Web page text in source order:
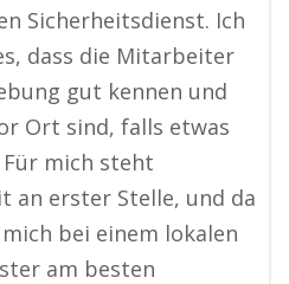
Sicherheitsdienst. Ich
dass die Mitarbeiter
gut kennen und
Ort sind, falls etwas
mich steht
an erster Stelle, und da
bei einem lokalen
am besten